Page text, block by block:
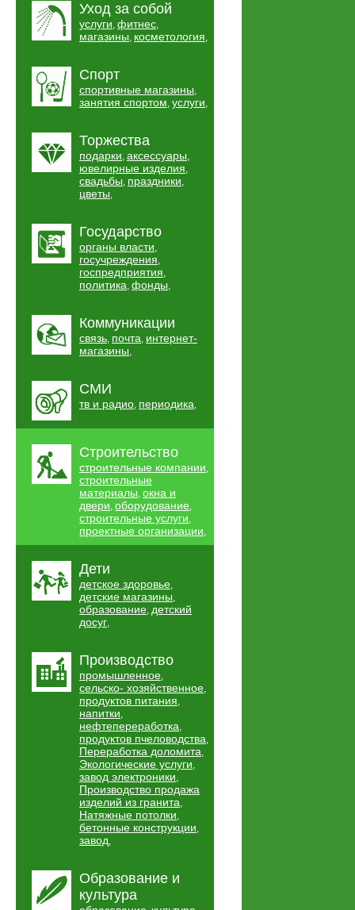
Уход за собой
услуги, фитнес,
магазины, косметология,
Спорт
спортивные магазины,
занятия спортом, услуги,
Торжества
подарки, аксессуары,
ювелирные изделия,
свадьбы, праздники,
цветы,
Государство
органы власти,
госучреждения,
госпредприятия,
политика, фонды,
Коммуникации
связь, почта, интернет-
магазины,
СМИ
тв и радио, периодика,
Строительство
строительные компании,
строительные
материалы, окна и
двери, оборудование,
строительные услуги,
проектные организации,
Дети
детское здоровье,
детские магазины,
образование, детский
досуг,
Производство
промышленное,
сельско- хозяйственное,
продуктов питания,
напитки,
нефтепереработка,
продуктов пчеловодства,
Переработка доломита,
Экологические услуги,
завод электроники,
Производство продажа
изделий из гранита,
Натяжные потолки,
бетонные конструкции,
завод,
Образование и
культура